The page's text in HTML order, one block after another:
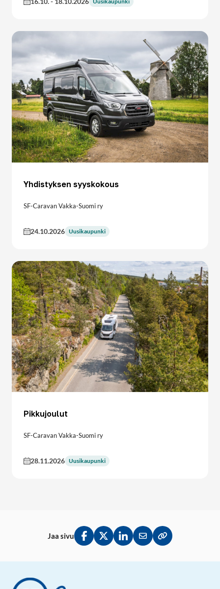
Yhdistyksen syyskokous
SF-Caravan Vakka-Suomi ry
24.10.2026 Uusikaupunki
Pikkujoulut
SF-Caravan Vakka-Suomi ry
28.11.2026 Uusikaupunki
Jaa sivu
Jaa Facebookissa
Jaa Twitterissä
Jaa LinkedInissä
Jaa sähköpostitse
Kopioi linkki